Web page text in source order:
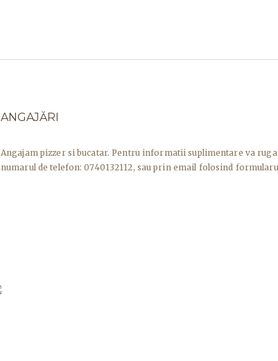
ANGAJĂRI
Angajam pizzer si bucatar. Pentru informatii suplimentare va
numarul de telefon: 0740132112, sau prin email folosind